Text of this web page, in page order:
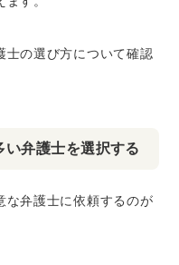
士の選び方について確認
弁護士を選択する
な弁護士に依頼するのが